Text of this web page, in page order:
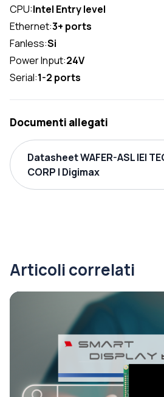
CPU:Intel Entry level
Ethernet:3+ ports
Fanless:Si
Power Input:24V
Serial:1-2 ports
Documenti allegati
Datasheet WAFER-ASL IEI
CORP | Digimax
Articoli correlati